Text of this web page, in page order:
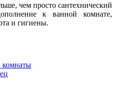
чем просто сантехнический
к ванной комнате,
и гигиены.
комнаты